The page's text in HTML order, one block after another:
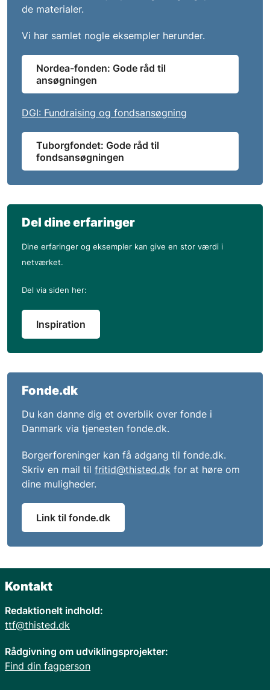
de materialer.
Vi har samlet nogle eksempler herunder.
Nordea-fonden: Gode råd til
ansøgningen
DGI: Fundraising og fondsansøgning
Tuborgfondet: Gode råd til
fondsansøgningen
Del dine erfaringer
Dine erfaringer og eksempler kan give en stor værdi i
netværket.
Del via siden her:
Inspiration
Fonde.dk
Du kan danne dig et overblik over fonde i
Danmark via tjenesten fonde.dk.
Borgerforeninger kan få adgang til fonde.dk.
Skriv en mail til fritid@thisted.dk for at høre om
dine muligheder.
Link til fonde.dk
Kontakt
Redaktionelt indhold:
ttf@thisted.dk
Rådgivning om udviklingsprojekter:
Find din fagperson